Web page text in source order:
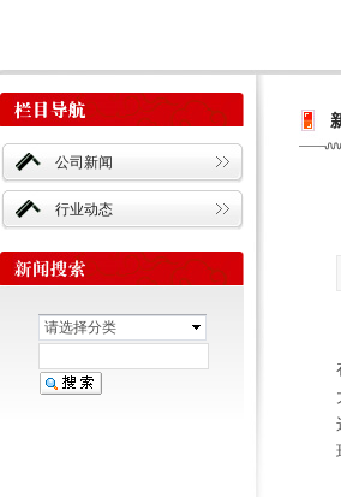
公司新闻
行业动态
请选择分类